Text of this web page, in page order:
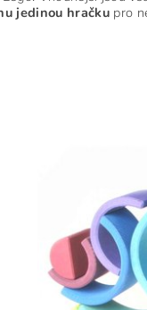
jedinou hračkupro